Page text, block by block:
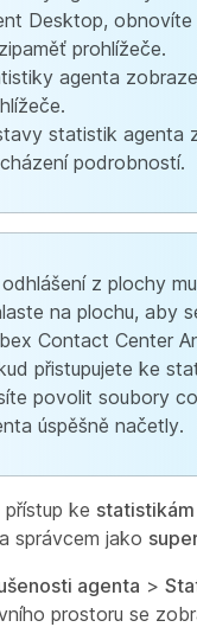
Desktop,
prohlížeče.
agenta
statistik agenta
podrobností.
z plochy
na plochu, aby
Contact Center
přistupujete ke
povolit soubory
úspěšně načetly.
ke statistikám
správcem jako
agenta >
prostoru se